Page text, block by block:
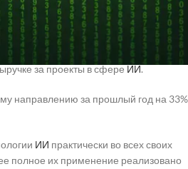
по версии CNews NGR Softlab вошла
российского рынка ИИ-решений
за проекты в сфереИИ.
направлению за прошлый год на 33%
ИИ практически во всех своих
полное их применение реализовано